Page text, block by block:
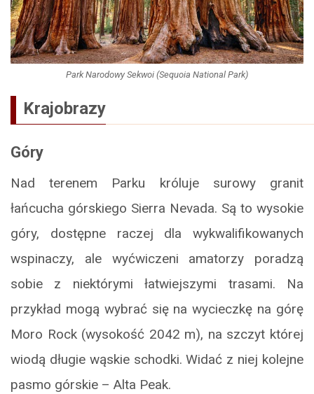
Park Narodowy Sekwoi (Sequoia National Park)
Krajobrazy
Góry
Nad terenem Parku króluje surowy granit
łańcucha górskiego Sierra Nevada. Są to wysokie
góry, dostępne raczej dla wykwalifikowanych
wspinaczy, ale wyćwiczeni amatorzy poradzą
sobie z niektórymi łatwiejszymi trasami. Na
przykład mogą wybrać się na wycieczkę na górę
Moro Rock (wysokość 2042 m), na szczyt której
wiodą długie wąskie schodki. Widać z niej kolejne
pasmo górskie – Alta Peak.